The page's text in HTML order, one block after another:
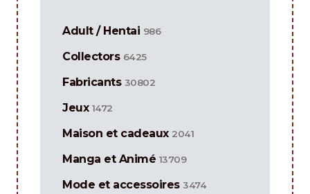
Adult / Hentai 986
Collectors 6425
Fabricants 30802
Jeux 1472
Maison et cadeaux 2041
Manga et Animé 13709
Mode et accessoires 3474